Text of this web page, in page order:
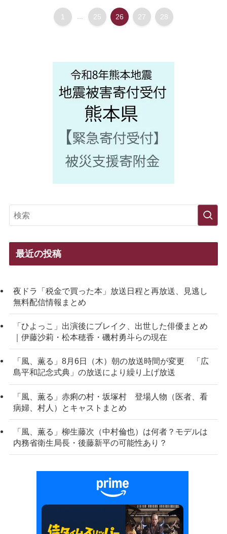
1 ... 25 26 27 28
最近の投稿
夜ドラ「税金で買った本」放送日程と再放送、見逃し
無料配信情報まとめ
「ひよっこ」出演後にブレイク、出世した俳優まとめ
｜伊藤沙莉・松本穂香・磯村勇斗らの現在
「風、薫る」8月6日（木）朝の放送時間が変更 「広
島平和記念式典」の放送により繰り上げ放送
「風、薫る」赤痢の村・坂塚村 登場人物（医者、看
病婦、村人）とキャストまとめ
「風、薫る」柳生藤次（中村倫也）は何者？モデルは
内務省衛生局長・後藤新平の可能性あり？